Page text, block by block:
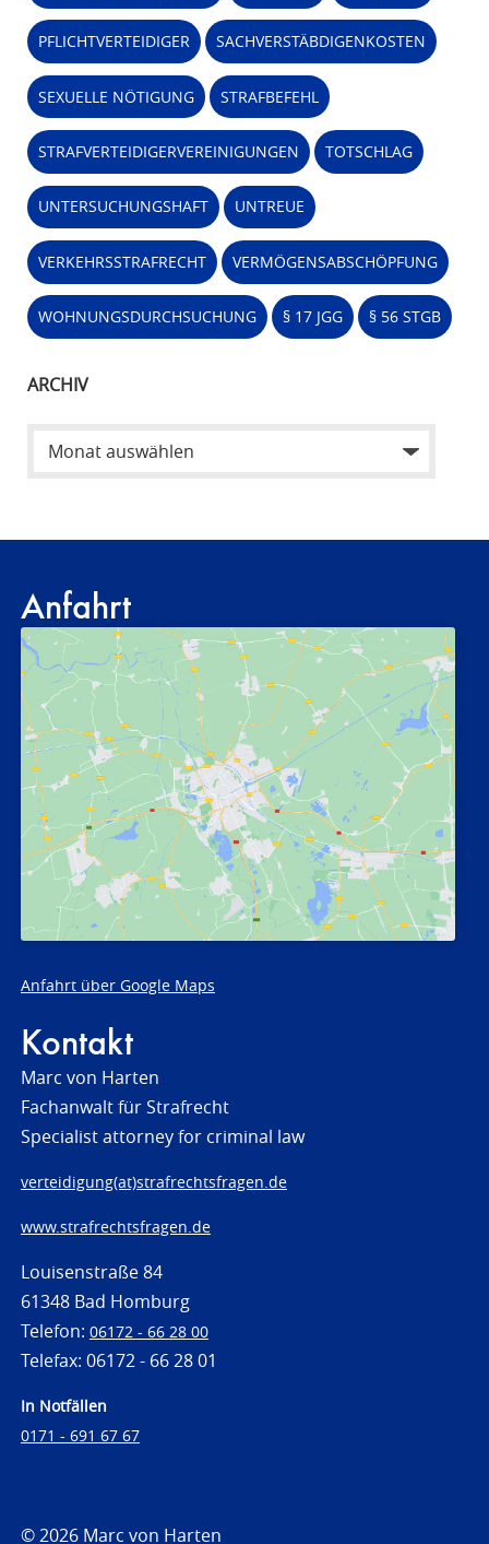
PFLICHTVERTEIDIGER SACHVERSTÄBDIGENKOSTEN
SEXUELLE NÖTIGUNG STRAFBEFEHL
STRAFVERTEIDIGERVEREINIGUNGEN TOTSCHLAG
UNTERSUCHUNGSHAFT UNTREUE
VERKEHRSSTRAFRECHT VERMÖGENSABSCHÖPFUNG
WOHNUNGSDURCHSUCHUNG § 17 JGG § 56 STGB
ARCHIV
Anfahrt
Anfahrt über Google Maps
Kontakt
Marc von Harten
Fachanwalt für Strafrecht
Specialist attorney for criminal law
verteidigung(at)strafrechtsfragen.de
www.strafrechtsfragen.de
Louisenstraße 84
61348 Bad Homburg
Telefon: 06172 - 66 28 00
Telefax: 06172 - 66 28 01
In Notfällen
0171 - 691 67 67
© 2026 Marc von Harten